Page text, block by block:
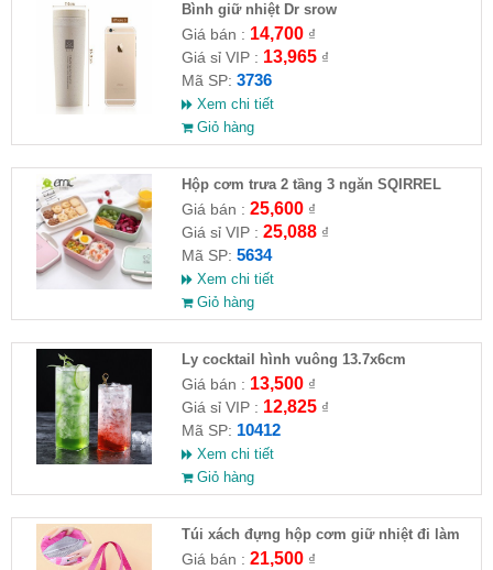
Bình giữ nhiệt Dr srow
Giá bán : 14,700₫
Giá sỉ VIP : 13,965₫
Mã SP: 3736
Xem chi tiết
Giỏ hàng
Hộp cơm trưa 2 tầng 3 ngăn SQIRREL
Giá bán : 25,600₫
Giá sỉ VIP : 25,088₫
Mã SP: 5634
Xem chi tiết
Giỏ hàng
Ly cocktail hình vuông 13.7x6cm
Giá bán : 13,500₫
Giá sỉ VIP : 12,825₫
Mã SP: 10412
Xem chi tiết
Giỏ hàng
Túi xách đựng hộp cơm giữ nhiệt đi làm
hình gấu đáng yêu
Giá bán : 21,500₫